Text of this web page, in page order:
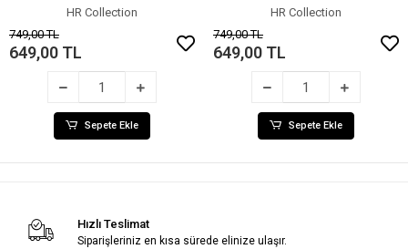
HR Collection
749,00 TL
649,00 TL
Sepete Ekle
HR Collection
749,00 TL
649,00 TL
Sepete Ekle
Hızlı Teslimat
Siparişleriniz en kısa sürede elinize ulaşır.